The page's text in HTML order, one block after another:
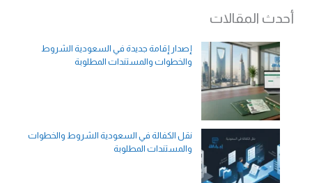
أحدث المقالات
إصدار إقامة جديدة في السعودية الشروط
والخطوات والمستندات المطلوبة
نقل الكفالة في السعودية الشروط والخطوات
والمستندات المطلوبة